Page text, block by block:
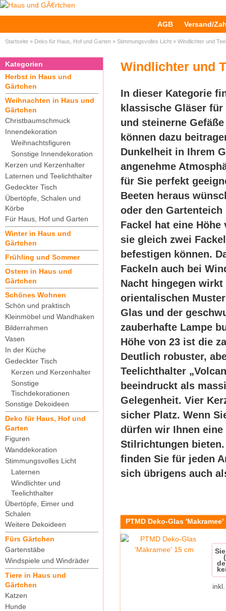
AGB Versand/
Startseite » Deko für Haus, Hof und Garten » Stimmungsvolles Licht » Windlichter und
Windlichter und
In dieser Kategorie
klassische Gläser
und steinerne
können dazu
Dunkelheit in Ihrem
angenehme
für Sie perfekt
Beeten heraus
oder den
Fackel hat eine
sie gleich zwei
befestigen können.
Fackeln auch bei
Nacht hingegen wirkt
orientalischen
Glas und der
zauberhafte Lampe
Höhe von 23 ist die
Deutlich robuster,
Teelichthalter
beeindruckt als
Gelegenheit. Vier
sicher Platz. Wenn
dürfen wir Ihnen
Stilrichtungen
finden Sie für jeden
sich übrigens auch
PTMD Deko-Glas 'Makramee'
Kategorien
Herbst in Haus und
Gärtchen
Weihnachten in Haus und
Gärtchen
Christbaumschmuck
Innendekoration
Weihnachtsfiguren
Sonstige Innendekoration
Kerzen und Kerzenhalter
Laternen und Teelichthalter
Gedeckter Tisch
Übertöpfe, Schalen und
Körbe
Für Haus, Hof und Garten
Winter in Haus und
Gärtchen
Frühling und Sommer
Ostern in Haus und
Gärtchen
Schönes Wohnen
Schön und praktisch
Kleinmöbel und Wandhaken
Bilderrahmen
Vasen
In der Küche
Gedeckter Tisch
Kerzen und Kerzenhalter
Sonstige
Tischdekorationen
Sonstige Dekoideen
Deko für Haus, Hof und
Garten
Figuren
Wanddekoration
Stimmungsvolles Licht
Laternen
Windlichter und
Teelichthalter
Übertöpfe, Eimer und
Schalen
Weitere Dekoideen
Fürs Gärtchen
Gartenstäbe
Windspiele und Windräder
Tiere in Haus und
Gärtchen
Katzen
Hunde